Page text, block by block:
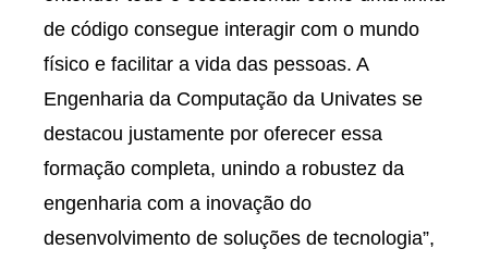
de código consegue interagir com o mundo
físico e facilitar a vida das pessoas. A
Engenharia da Computação da Univates se
destacou justamente por oferecer essa
formação completa, unindo a robustez da
engenharia com a inovação do
desenvolvimento de soluções de tecnologia”,